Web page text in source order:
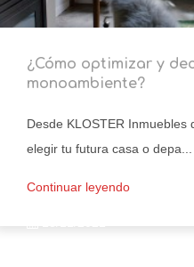
¿Cómo optimizar y
monoambiente?
Desde KLOSTER
elegir tu futura casa o depa...
Continuar leyendo